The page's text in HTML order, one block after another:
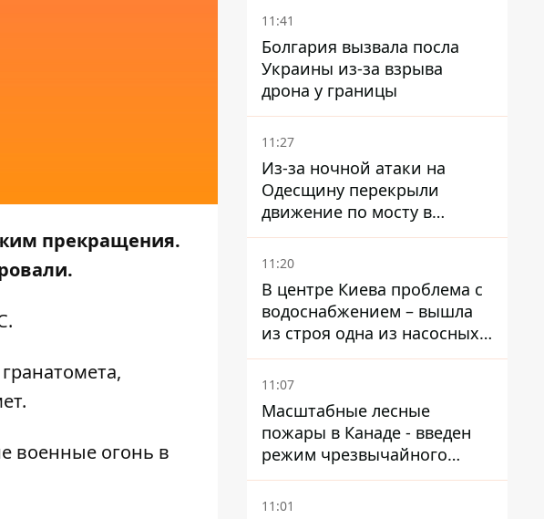
прекращения.
.
военные огонь в
11:41
Болгария вызвала посла
Украины из-за взрыва
дрона у границы
11:27
Из-за ночной атаки на
Одесщину перекрыли
движение по мосту в
Маяках - подробности от
ГНСУ
11:20
В центре Киева проблема с
водоснабжением – вышла
из строя одна из насосных
станций
11:07
Масштабные лесные
пожары в Канаде - введен
режим чрезвычайного
положения, выехали более
20 тысяч человек
11:01